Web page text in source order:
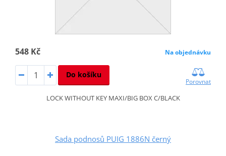
548 Kč Na objednávku
Do košíku
Porovnat
LOCK WITHOUT KEY MAXI/BIG BOX C/BLACK
Sada podnosů PUIG 1886N černý